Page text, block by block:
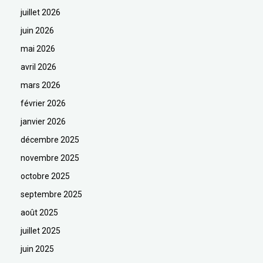
juillet 2026
juin 2026
mai 2026
avril 2026
mars 2026
février 2026
janvier 2026
décembre 2025
novembre 2025
octobre 2025
septembre 2025
août 2025
juillet 2025
juin 2025